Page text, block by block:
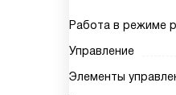
Работа в режиме
Управление
Элементы